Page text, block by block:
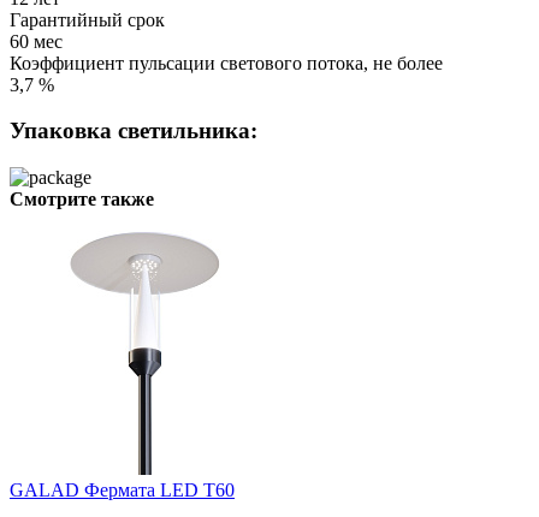
Гарантийный срок
60 мес
Коэффициент пульсации светового потока, не более
3,7 %
Упаковка светильника:
Смотрите также
GALAD Фермата LED Т60